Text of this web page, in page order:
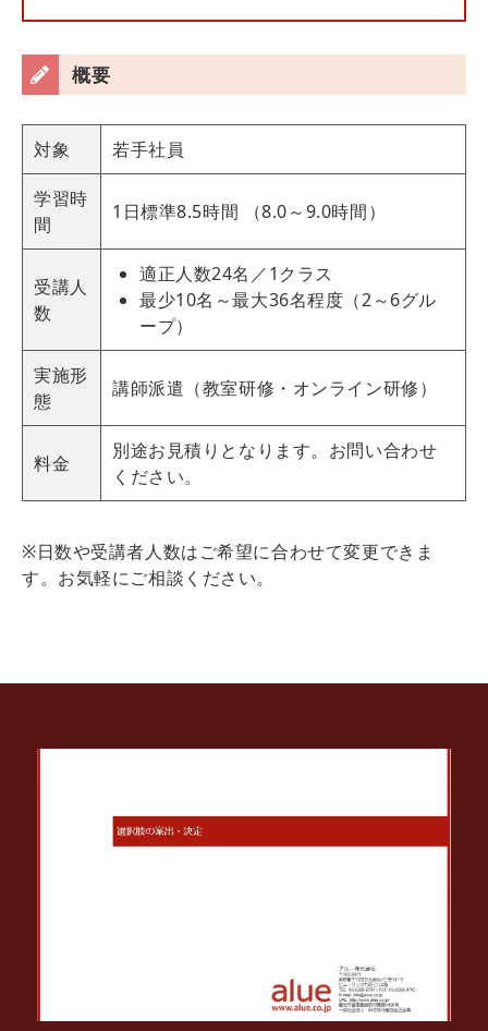
概要
対象 若手社員
学習時
間
1日標準8.5時間 （8.0～9.0時間）
受講人
数
適正人数24名／1クラス
最少10名～最大36名程度（2～6グル
ープ）
実施形
態
講師派遣（教室研修・オンライン研修）
料金
別途お見積りとなります。お問い合わせ
ください。
※日数や受講者人数はご希望に合わせて変更できま
す。お気軽にご相談ください。